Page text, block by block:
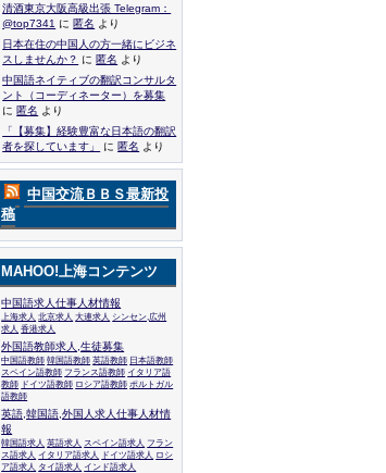
清酒東京大阪高級出張 Telegram：
@top7341 に 匿名 より
日本在住の中国人の方一緒にビジネ
スしませんか？ に 匿名 より
中国語ネイティブの翻訳コンサルタ
ント（コーディネーター）を募集
に 匿名 より
「【募集】経験豊富な日本語の翻訳
者を探しています」
に 匿名 より
中国交流ＢＢＳ最新投
稿
MAHOO!上海コンテンツ
中国語求人仕事人材情報
上海求人 北京求人 大連求人 シンセン,広州
求人 香港求人
外国語教師求人,生徒募集
中国語教師 韓国語教師 英語教師 日本語教師
スペイン語教師 フランス語教師 イタリア語
教師 ドイツ語教師 ロシア語教師 ポルトガル
語教師
英語,韓国語,外国人求人仕事人材情
報
韓国語求人 英語求人 スペイン語求人 フラン
ス語求人 イタリア語求人 ドイツ語求人 ロシ
ア語求人 タイ語求人 インド語求人